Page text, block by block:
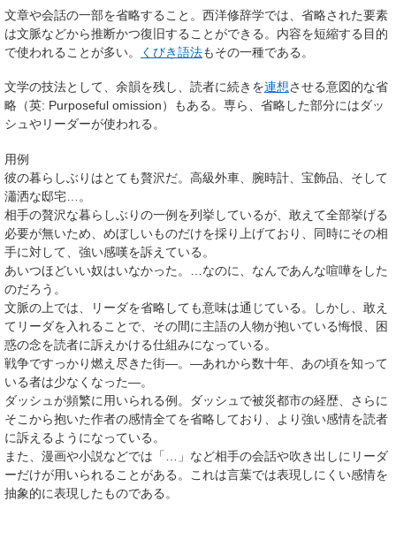
文章や会話の一部を省略すること。西洋修辞学では、省略された要素
は文脈などから推断かつ復旧することができる。内容を短縮する目的
で使われることが多い。
くびき語法もその一種である。
文学の技法として、余韻を残し、読者に続きを連想させる意図的な省
略（英: Purposeful omission）もある。専ら、省略した部分にはダッ
シュやリーダーが使われる。
用例
彼の暮らしぶりはとても贅沢だ。高級外車、腕時計、宝飾品、そして
瀟洒な邸宅…。
相手の贅沢な暮らしぶりの一例を列挙しているが、敢えて全部挙げる
必要が無いため、めぼしいものだけを採り上げており、同時にその相
手に対して、強い感嘆を訴えている。
あいつほどいい奴はいなかった。…なのに、なんであんな喧嘩をした
のだろう。
文脈の上では、リーダを省略しても意味は通じている。しかし、敢え
てリーダを入れることで、その間に主語の人物が抱いている悔恨、困
惑の念を読者に訴えかける仕組みになっている。
戦争ですっかり燃え尽きた街―。―あれから数十年、あの頃を知って
いる者は少なくなった―。
ダッシュが頻繁に用いられる例。ダッシュで被災都市の経歴、さらに
そこから抱いた作者の感情全てを省略しており、より強い感情を読者
に訴えるようになっている。
また、漫画や小説などでは「…」など相手の会話や吹き出しにリーダ
ーだけが用いられることがある。これは言葉では表現しにくい感情を
抽象的に表現したものである。